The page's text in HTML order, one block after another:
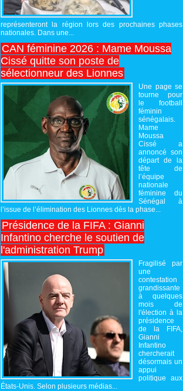
représenteront la région lors des prochaines phases
nationales. Dans une...
CAN féminine 2026 : Mame Moussa
Cissé quitte son poste de
sélectionneur des Lionnes
Une page se
tourne pour
le football
féminin
sénégalais.
Mame
Moussa
Cissé a
annoncé son
départ de la
tête de
l’équipe
nationale
féminine du
Sénégal à
l’issue de l’élimination des Lionnes dès la phase...
Présidence de la FIFA : Gianni
Infantino cherche le soutien de
l'administration Trump
Fragilisé par
une
contestation
grandissante
à quelques
mois de
l'élection à la
présidence
de la FIFA,
Gianni
Infantino
chercherait
désormais un
appui
politique aux
États-Unis. Selon plusieurs médias...